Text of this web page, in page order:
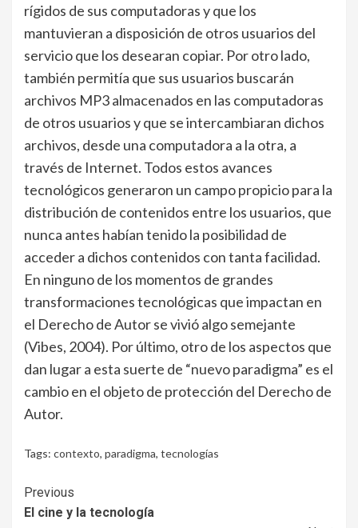
rígidos de sus computadoras y que los
mantuvieran a disposición de otros usuarios del
servicio que los desearan copiar. Por otro lado,
también permitía que sus usuarios buscarán
archivos MP3 almacenados en las computadoras
de otros usuarios y que se intercambiaran dichos
archivos, desde una computadora a la otra, a
través de Internet. Todos estos avances
tecnológicos generaron un campo propicio para la
distribución de contenidos entre los usuarios, que
nunca antes habían tenido la posibilidad de
acceder a dichos contenidos con tanta facilidad.
En ninguno de los momentos de grandes
transformaciones tecnológicas que impactan en
el Derecho de Autor se vivió algo semejante
(Vibes, 2004). Por último, otro de los aspectos que
dan lugar a esta suerte de “nuevo paradigma” es el
cambio en el objeto de protección del Derecho de
Autor.
Tags: contexto, paradigma, tecnologías
Continue
Reading
Previous
El cine y la tecnología